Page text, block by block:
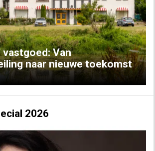
Van
naar nieuwe toekomst
Next
2026